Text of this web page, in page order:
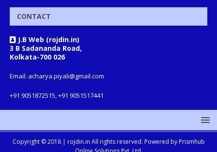
CONTACT
J.B Web (rojdin.in)
3 B Sadananda Road,
Kolkata-700 026
Email: acharya.piyali@gmail.com
+91 9051872515, +91 9051517441
Copyright © 2018 | rojdin.in All rights reserved. Powered by Prismhub